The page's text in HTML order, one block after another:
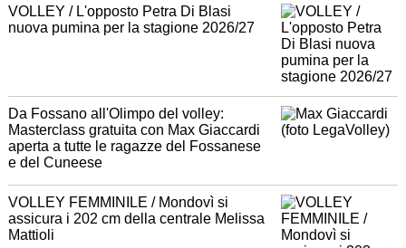
VOLLEY / L'opposto Petra Di Blasi
nuova pumina per la stagione 2026/27
Da Fossano all'Olimpo del volley:
Masterclass gratuita con Max Giaccardi
aperta a tutte le ragazze del Fossanese
e del Cuneese
VOLLEY FEMMINILE / Mondovì si
assicura i 202 cm della centrale Melissa
Mattioli